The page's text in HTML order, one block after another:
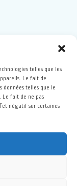
telles que les
Le fait de
données telles que le
Le fait de ne pas
négatif sur certaines